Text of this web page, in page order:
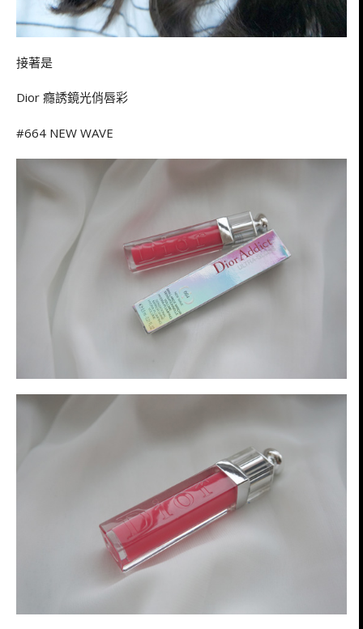
接著是
Dior 癮誘鏡光俏唇彩
#664 NEW WAVE